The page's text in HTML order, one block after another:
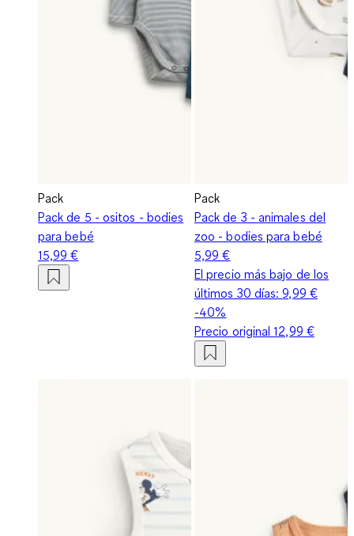
Pack
Pack de 5 - ositos - bodies
para bebé
15,99 €
Pack
Pack de 3 - animales del
zoo - bodies para bebé
5,99 €
El precio más bajo de los
últimos 30 días:9,99 €
-40%
Precio original12,99 €